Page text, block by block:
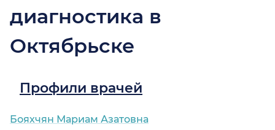
диагностика в
Октябрьске
Профили врачей
Бояхчян Мариам Азатовна